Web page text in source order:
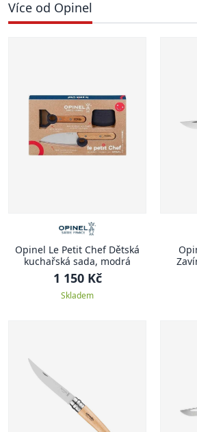
Více od Opinel
Opinel Le Petit Chef Dětská
kuchařská sada, modrá
1 150 Kč
Skladem